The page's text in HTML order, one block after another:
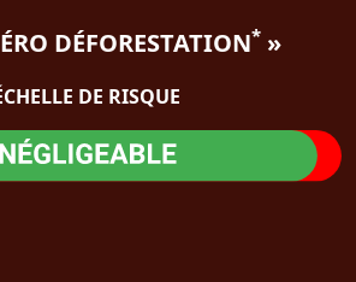
DÉFORESTATION*»
DE RISQUE